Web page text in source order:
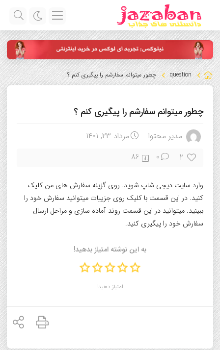
question چطور میتوانم سفارشم را پیگیری کنم ؟
چطور میتوانم سفارشم را پیگیری کنم ؟
مدیر محتوا مرداد ۲۳, ۱۴۰۱
2
0
86
وارد سایت دیجی شاپ شوید. روی گزینه سفارش های من کلیک
کنید. در این قسمت با کلیک روی جزییات میتوانید سفارش خود را
ببینید. میتوانید در این قسمت روند آماده سازی و مراحل ارسال
سفارش خود را پیگیری کنید.
به این نوشته امتیاز بدهید!
امتیاز دهید!